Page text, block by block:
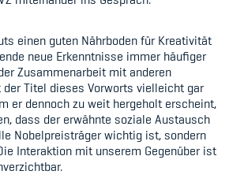
einen guten Nährboden für Kreativität
neue Erkenntnisse immer häufiger
Zusammenarbeit mit anderen
der Titel dieses Vorworts vielleicht gar
er dennoch zu weit hergeholt erscheint,
dass der erwähnte soziale Austausch
Nobelpreisträger wichtig ist, sondern
Interaktion mit unserem Gegenüber ist